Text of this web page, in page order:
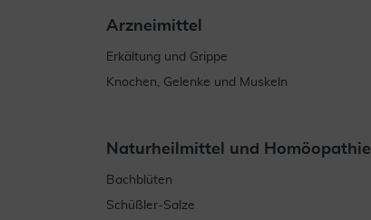
Arzneimittel
Erkältung und Grippe
Knochen, Gelenke und Muskeln
Naturheilmittel und Homöopathie
Bachblüten
Schüßler-Salze